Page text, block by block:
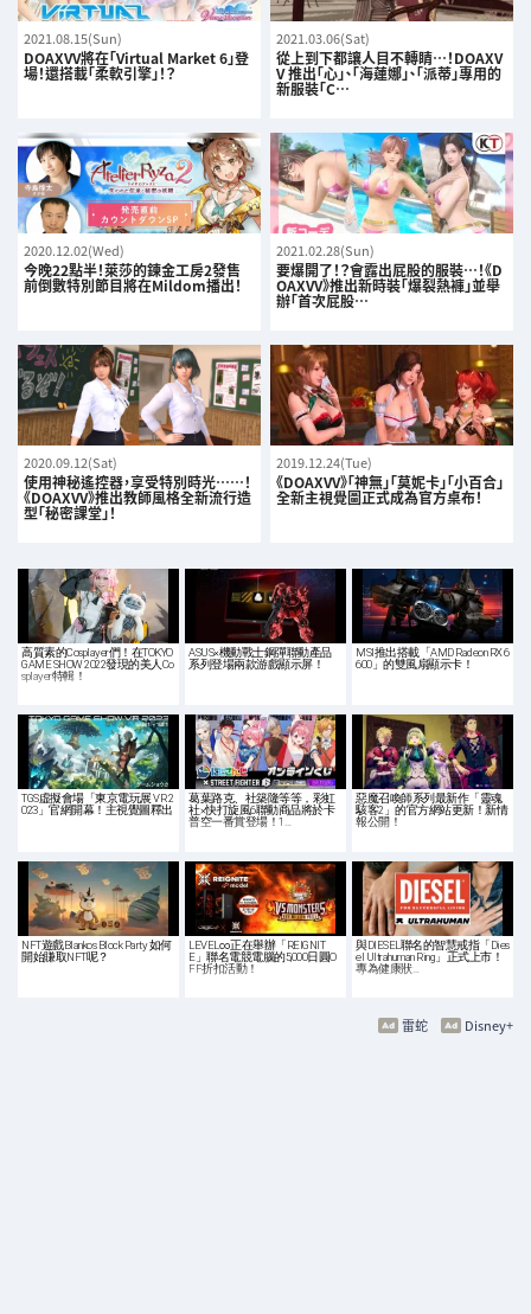
2021.08.15(Sun)
DOAXVV將在「Virtual Market 6」登
場！還搭載「柔軟引擎」！？
2021.03.06(Sat)
從上到下都讓人目不轉睛…！DOAXV
V 推出「心」、「海蓮娜」、「派蒂」專用的
新服裝「C…
2020.12.02(Wed)
今晚22點半！萊莎的鍊金工房2發售
前倒數特別節目將在Mildom播出！
2021.02.28(Sun)
要爆開了！？會露出屁股的服裝…！《D
OAXVV》推出新時裝「爆裂熱褲」並舉
辦「首次屁股…
2020.09.12(Sat)
使用神秘遙控器，享受特別時光……！
《DOAXVV》推出教師風格全新流行造
型「秘密課堂」！
2019.12.24(Tue)
《DOAXVV》「神無」「莫妮卡」「小百合」
全新主視覺圖正式成為官方桌布！
高質素的Cosplayer們！在TOKYO
GAME SHOW 2022發現的美人Co
splayer特輯！
ASUS×機動戰士鋼彈聯動產品
系列登場兩款游戲顯示屏！
MSI推出搭載「AMD Radeon RX 6
600」的雙風扇顯示卡！
TGS虛擬會場「東京電玩展 VR 2
023」官網開幕！主視覺圖釋出
葛葉路克、社築隆等等，彩虹
社×快打旋風6聯動商品將於卡
普空一番賞登場！1…
惡魔召喚師系列最新作「靈魂
駭客2」的官方網站更新！新情
報公開！
NFT遊戲Blankos Block Party 如何
開始賺取NFT呢？
LEVEL∞正在舉辦「REIGNIT
E」聯名電競電腦的5,000日圓O
FF折扣活動！
與DIESEL聯名的智慧戒指「Dies
el Ultrahuman Ring」正式上市！
專為健康狀…
Disney+
雷蛇